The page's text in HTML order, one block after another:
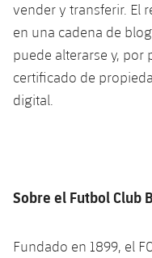
vender y transferir. El
en una cadena de
puede alterarse y,
certificado de
digital.
Sobre el Futbol Club
Fundado en 1899, el